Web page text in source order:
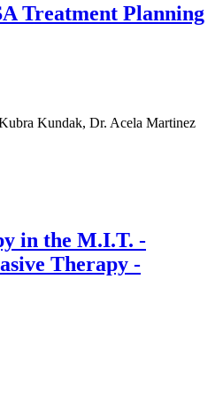
Treatment Planning
Kundak, Dr. Acela Martinez
in the M.I.T. -
Therapy -